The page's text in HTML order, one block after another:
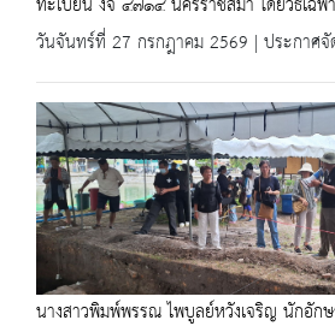
วันจันทร์ที่ 27 กรกฎาคม 2569 | ประกาศจั
นางสาวพิมพ์พรรณ ไพบูลย์หวังเจริญ นักอัก